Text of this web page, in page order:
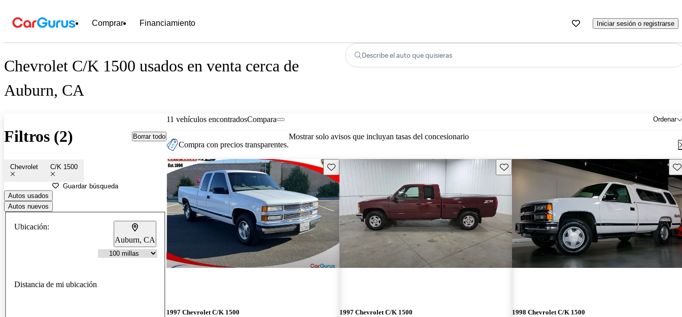
Comprar Financiamiento Iniciar sesión o registrarse
Chevrolet C/K 1500 usados en venta cerca de
Auburn, CA
Describe el auto que quisieras
Filtros (2) Borrar todo
Chevrolet C/K 1500
Guardar búsqueda
Autos usados
Autos nuevos
Ubicación:
Auburn, CA
Distancia de mi ubicación
11 vehículos encontrados Ordenar
Compara
Compra con precios transparentes.
Mostrar solo avisos que incluyan tasas del concesionario
Guarda este Aviso
1997 Chevrolet C/K 1500
Guarda este Aviso
1997 Chevrolet C/K 1500 1998 Chevrolet C/K 1500